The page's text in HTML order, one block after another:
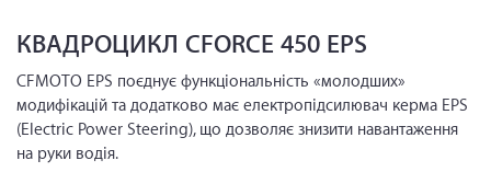
КВАДРОЦИКЛ CFORCE 450 EPS
CFMOTO EPS поєднує функціональність «молодших»
модифікацій та додатково має електропідсилювач керма EPS
(Electric Power Steering), що дозволяє знизити навантаження
на руки водія.